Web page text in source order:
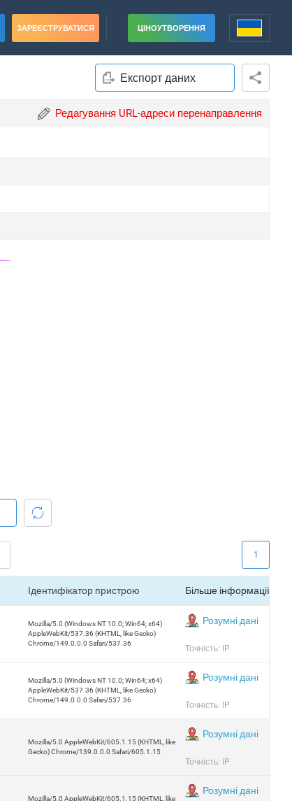
ЗАРЕЄСТРУВАТИСЯ ЦІНОУТВОРЕННЯ
Експорт даних
Редагування URL-адреси перенаправлення
1
Ідентифікатор пристрою Більше інформації
Mozilla/5.0 (Windows NT 10.0; Win64; x64)
AppleWebKit/537.36 (KHTML, like Gecko)
Chrome/149.0.0.0 Safari/537.36
Розумні дані
Точність: IP
Mozilla/5.0 (Windows NT 10.0; Win64; x64)
AppleWebKit/537.36 (KHTML, like Gecko)
Chrome/149.0.0.0 Safari/537.36
Розумні дані
Точність: IP
Mozilla/5.0 AppleWebKit/605.1.15 (KHTML, like
Gecko) Chrome/139.0.0.0 Safari/605.1.15
Розумні дані
Точність: IP
Mozilla/5.0 AppleWebKit/605.1.15 (KHTML, like
Розумні дані